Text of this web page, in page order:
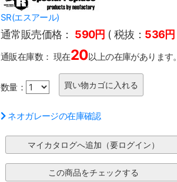
SR(エスアール)
通常販売価格： 590円 ( 税抜： 536円
通販在庫数： 現在20以上の在庫があります。
数量：
ネオガレージの在庫確認